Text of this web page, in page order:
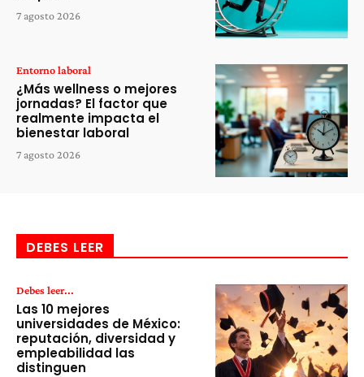
7 agosto 2026
Entorno laboral
¿Más wellness o mejores
jornadas? El factor que
realmente impacta el
bienestar laboral
7 agosto 2026
DEBES LEER
Debes leer...
Las 10 mejores
universidades de México:
reputación, diversidad y
empleabilidad las
distinguen